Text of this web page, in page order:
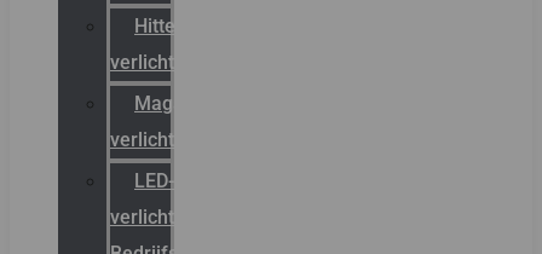
Hittebestendige
verlichting
Magazijn
verlichting
LED-
verlichting